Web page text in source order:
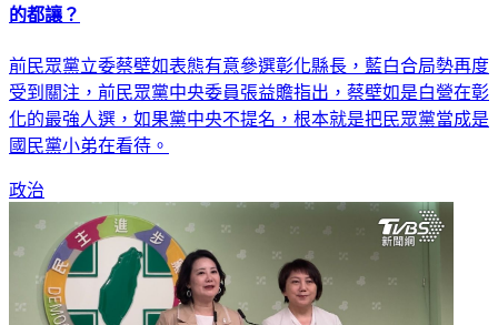
的都讓？
前民眾黨立委蔡壁如表態有意參選彰化縣長，藍白合局勢再度
受到關注，前民眾黨中央委員張益贍指出，蔡壁如是白營在彰
化的最強人選，如果黨中央不提名，根本就是把民眾黨當成是
國民黨小弟在看待。
政治